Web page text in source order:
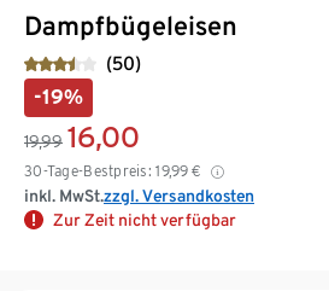
Dampfbügeleisen
(50)
-19%
19,99 16,00
30-Tage-Bestpreis: 19,99 €
inkl. MwSt.zzgl. Versandkosten
Zur Zeit nicht verfügbar